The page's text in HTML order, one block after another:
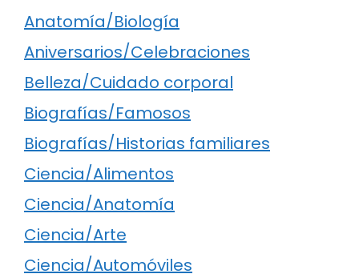
Anatomía/Biología
Aniversarios/Celebraciones
Belleza/Cuidado corporal
Biografías/Famosos
Biografías/Historias familiares
Ciencia/Alimentos
Ciencia/Anatomía
Ciencia/Arte
Ciencia/Automóviles